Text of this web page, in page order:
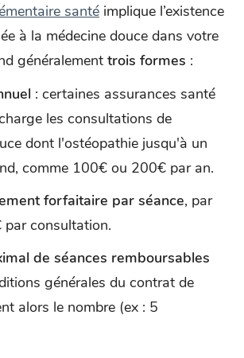
santé implique l’existence
à la médecine douce dans votre
généralement trois formes :
: certaines assurances santé
les consultations de
dont l'ostéopathie jusqu'à un
comme 100€ ou 200€ par an.
forfaitaire par séance, par
par consultation.
de séances remboursables
générales du contrat de
alors le nombre (ex : 5